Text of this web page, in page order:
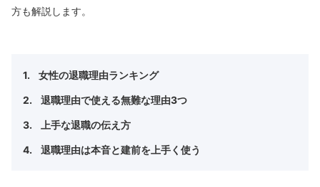
方も解説します。
女性の退職理由ランキング
退職理由で使える無難な理由3つ
上手な退職の伝え方
退職理由は本音と建前を上手く使う